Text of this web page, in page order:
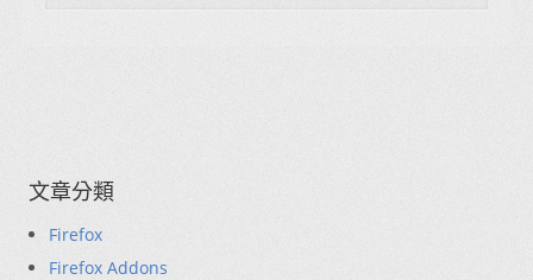
文章分類
Firefox
Firefox Addons